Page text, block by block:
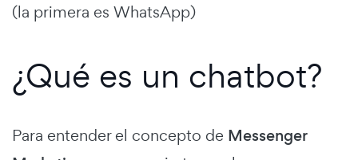
(la primera es WhatsApp)
¿Qué es un chatbot?
Para entender el concepto de Messenger